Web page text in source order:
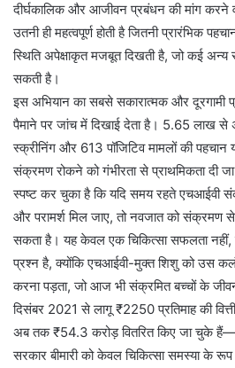
दीर्घकालिक और आजीवन प्रबंधन की मांग करने
उतनी ही महत्वपूर्ण होती है जितनी प्रारंभिक
स्थिति अपेक्षाकृत मजबूत दिखती है, जो कई अन्य
सकती है।
इस अभियान का सबसे सकारात्मक और दूरगामी
पैमाने पर जांच में दिखाई देता है। 5.65 लाख से
स्क्रीनिंग और 613 पॉजिटिव मामलों की पहचान
संक्रमण रोकने को गंभीरता से प्राथमिकता दी जा
स्पष्ट कर चुका है कि यदि समय रहते एचआईवी
और परामर्श मिल जाए, तो नवजात को संक्रमण
सकता है। यह केवल एक चिकित्सा सफलता नहीं,
प्रश्न है, क्योंकि एचआईवी-मुक्त शिशु को उस
करना पड़ता, जो आज भी संक्रमित बच्चों के
दिसंबर 2021 से लागू ₹2250 प्रतिमाह की
अब तक ₹54.3 करोड़ वितरित किए जा चुके
सरकार बीमारी को केवल चिकित्सा समस्या के